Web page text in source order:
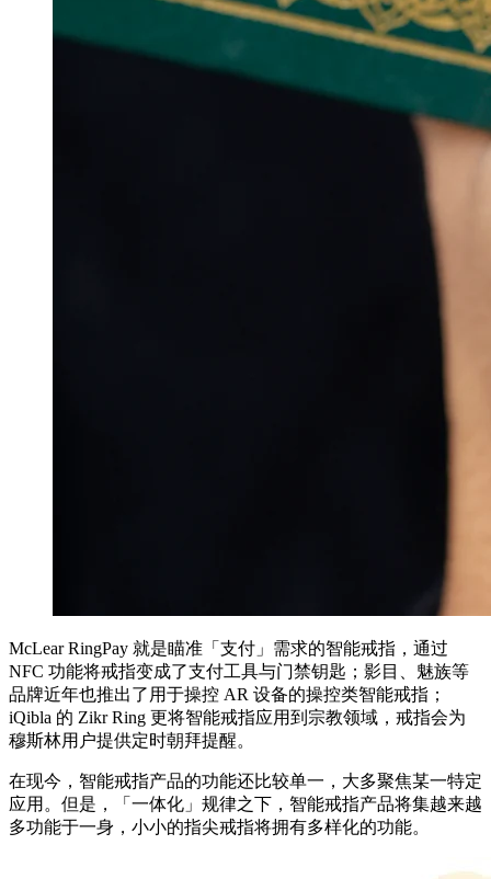
McLear RingPay 就是瞄准「支付」需求的智能戒指，通过
NFC 功能将戒指变成了支付工具与门禁钥匙；影目、魅族等
品牌近年也推出了用于操控 AR 设备的操控类智能戒指；
iQibla 的 Zikr Ring 更将智能戒指应用到宗教领域，戒指会为
穆斯林用户提供定时朝拜提醒。
在现今，智能戒指产品的功能还比较单一，大多聚焦某一特定
应用。但是，「一体化」规律之下，智能戒指产品将集越来越
多功能于一身，小小的指尖戒指将拥有多样化的功能。